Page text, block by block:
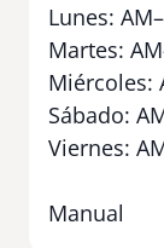
Lunes:
Martes:
Miércoles:
Sábado:
Viernes:
Manual